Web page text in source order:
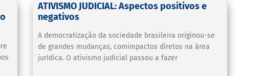
ATIVISMO JUDICIAL: Aspectos positivos e
negativos
A democratização da sociedade brasileira originou-se
de grandes mudanças, comimpactos diretos na área
jurídica. O ativismo judicial passou a fazer